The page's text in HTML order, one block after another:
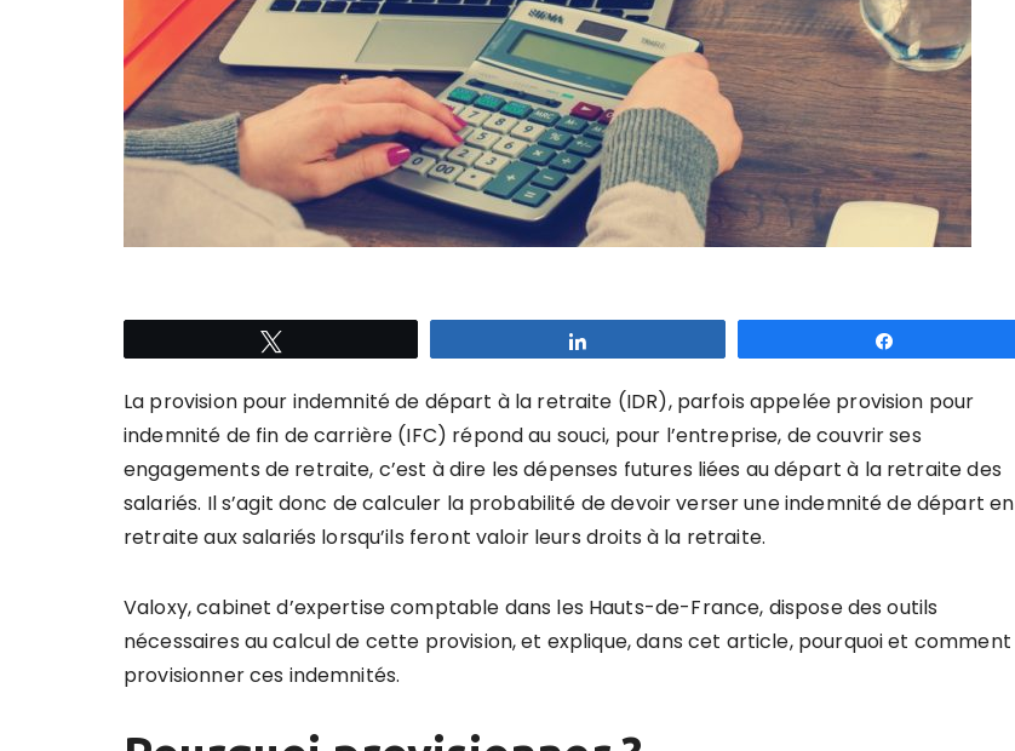
La provision pour indemnité de départ à la retraite (IDR), parfois appelée provision pour
indemnité de fin de carrière (IFC) répond au souci, pour l’entreprise, de couvrir ses
engagements de retraite, c’est à dire les dépenses futures liées au départ à la retraite des
salariés. Il s’agit donc de calculer la probabilité de devoir verser une indemnité de départ en
retraite aux salariés lorsqu’ils feront valoir leurs droits à la retraite.
Valoxy, cabinet d’expertise comptable dans les Hauts-de-France, dispose des outils
nécessaires au calcul de cette provision, et explique, dans cet article, pourquoi et comment
provisionner ces indemnités.